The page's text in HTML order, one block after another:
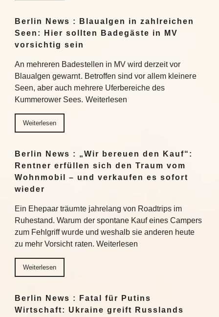
Berlin News : Blaualgen in zahlreichen
Seen: Hier sollten Badegäste in MV
vorsichtig sein
An mehreren Badestellen in MV wird derzeit vor
Blaualgen gewarnt. Betroffen sind vor allem kleinere
Seen, aber auch mehrere Uferbereiche des
Kummerower Sees. Weiterlesen
Weiterlesen
Berlin News : „Wir bereuen den Kauf“:
Rentner erfüllen sich den Traum vom
Wohnmobil – und verkaufen es sofort
wieder
Ein Ehepaar träumte jahrelang von Roadtrips im
Ruhestand. Warum der spontane Kauf eines Campers
zum Fehlgriff wurde und weshalb sie anderen heute
zu mehr Vorsicht raten. Weiterlesen
Weiterlesen
Berlin News : Fatal für Putins
Wirtschaft: Ukraine greift Russlands